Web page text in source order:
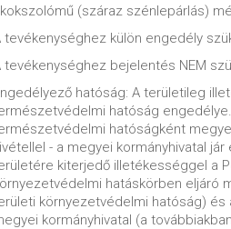
(száraz szénlepárlás)
tevékenységhez külön engedély
tevékenységhez bejelentés NEM
hatóság: A területileg
hatóság
hatóságként
- a megyei kormányhivatal
kiterjedő illetékességgel a
hatáskörben eljáró
környezetvédelmi hatóság)
kormányhivatal (a